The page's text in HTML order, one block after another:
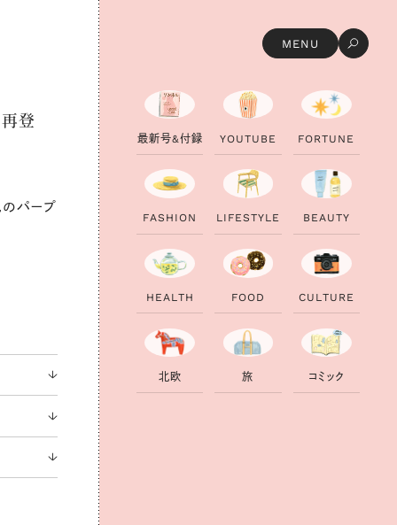
MENU
登
のパープ
最新号&付録 YOUTU B E FORTU N E
FAS H ION LI FESTYLE B EAUTY
H EALTH FOOD CU LTU RE
北欧 旅 コ ミ ック